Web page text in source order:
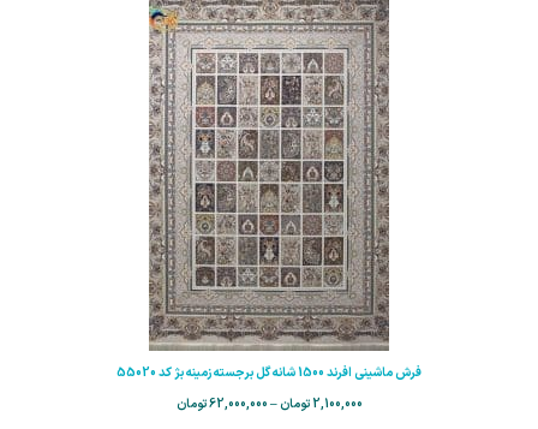
فرش ماشینی افرند 1500 شانه گل برجسته زمینه بژ کد 55020
2,100,000 تومان –
62,000,000تومان